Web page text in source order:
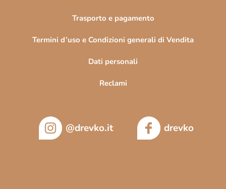
Trasporto e pagamento
Termini d’uso e Condizioni generali di Vendita
Dati personali
Reclami
@drevko.it drevko